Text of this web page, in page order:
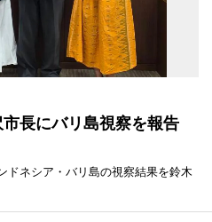
長にバリ島視察を報告
ドネシア・バリ島の視察結果を鈴木